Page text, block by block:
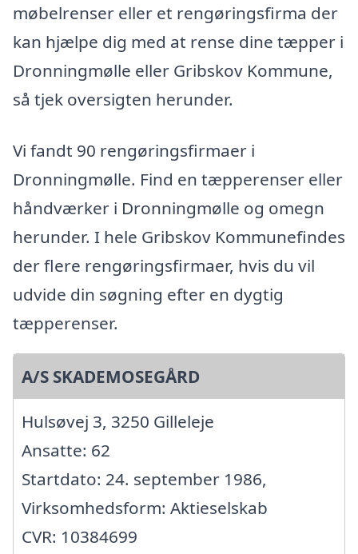
møbelrenser eller et rengøringsfirma der
kan hjælpe dig med at rense dine tæpper i
Dronningmølle eller Gribskov Kommune,
så tjek oversigten herunder.
Vi fandt 90 rengøringsfirmaer i
Dronningmølle. Find en tæpperenser eller
håndværker i Dronningmølle og omegn
herunder. I hele Gribskov Kommunefindes
der flere rengøringsfirmaer, hvis du vil
udvide din søgning efter en dygtig
tæpperenser.
A/S SKADEMOSEGÅRD
Hulsøvej 3, 3250 Gilleleje
Ansatte: 62
Startdato: 24. september 1986,
Virksomhedsform: Aktieselskab
CVR: 10384699